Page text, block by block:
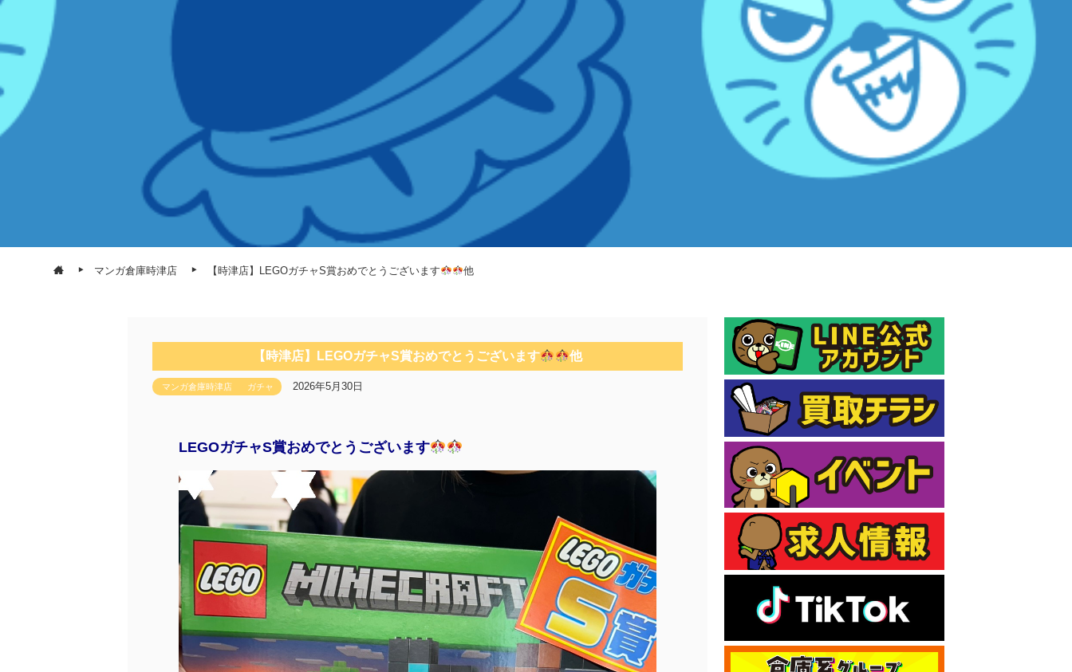
マンガ倉庫時津店 【時津店】LEGOガチャS賞おめでとうございます 他
【時津店】LEGOガチャS賞おめでとうございます 他
マンガ倉庫時津店 ガチャ 2026年5月30日
LEGOガチャS賞おめでとうございます